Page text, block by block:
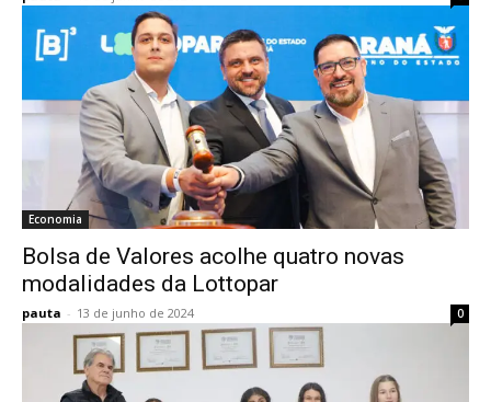
Economia
Bolsa de Valores acolhe quatro novas
modalidades da Lottopar
pauta - 13 de junho de 2024 0